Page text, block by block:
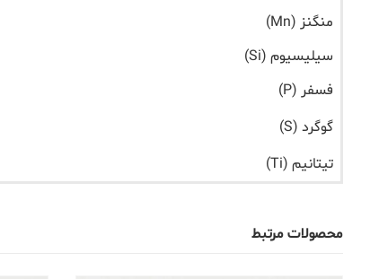
منگنز (Mn)
سیلیسیوم (Si)
فسفر (P)
گوگرد (S)
تیتانیم (Ti)
محصولات مرتبط